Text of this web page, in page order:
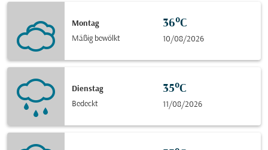
Montag
Mäßig bewölkt
36°C
10/08/2026
Dienstag
Bedeckt
35°C
11/08/2026